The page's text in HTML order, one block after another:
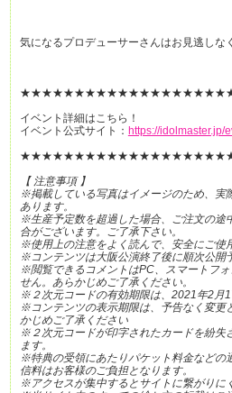
気になるプロデューサーさんはお見逃しな
イベント詳細はこちら！
イベント公式サイト： https://idolmaster.jp/
【 注意事項 】
※掲載している写真はイメージのため、実
あります。
※生産予定数を超過した場合、ご注文の途
合がございます。ご了承下さい。
※使用上の注意をよく読んで、安全にご使
※コンテンツは大阪公演終了後に順次公開
※閲覧できるコメントはPC、スマートフ
せん。あらかじめご了承ください。
※２次元コードの有効期限は、2021年2月
※コンテンツの表示期限は、予告なく変更
かじめご了承ください
※２次元コードが印字されたカードを紛失
ます。
※特典の受領にあたりパケット料金などの
信料はお客様のご負担となります。
※アクセスが集中するとサイトに繋がりに